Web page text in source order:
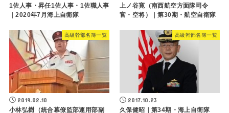
1佐人事・昇任1佐人事・1佐職人事
｜2020年7月海上自衛隊
上ノ谷寛（南西航空方面隊司令
官・空将）｜第30期・航空自衛隊
高級幹部名簿一覧
2019.02.10
小林弘樹（統合幕僚監部運用部副
高級幹部名簿一覧
2017.10.23
久保健昭｜第34期・海上自衛隊